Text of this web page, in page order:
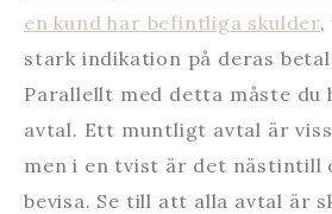
en kund har befintliga skulder,
stark indikation på deras
Parallellt med detta måste du
avtal. Ett muntligt avtal är
men i en tvist är det
bevisa. Se till att alla avtal är